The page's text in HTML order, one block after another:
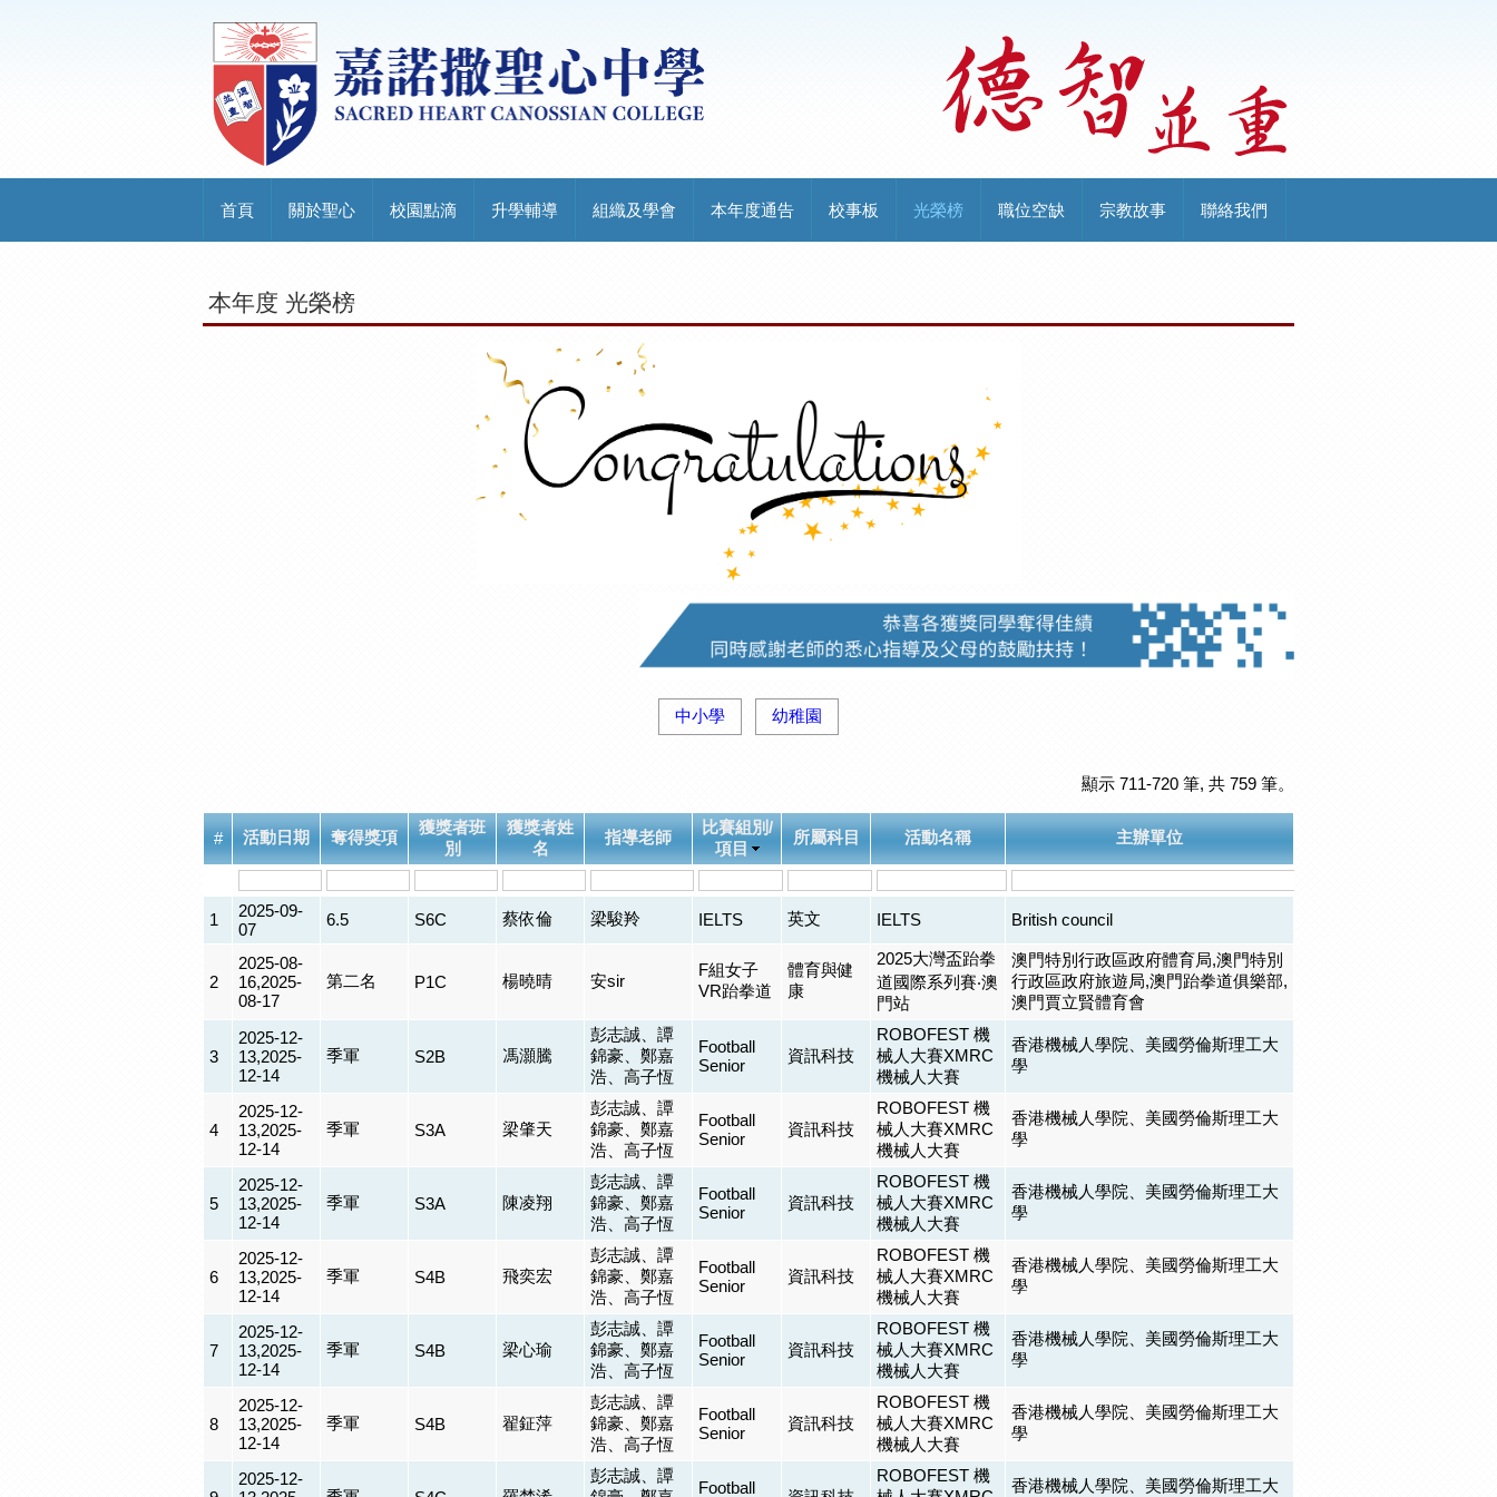
首頁 關於聖心 校園點滴 升學輔導 組織及學會 本年度通告 校事板 光榮榜 職位空缺 宗教故事 聯絡我們
本年度 光榮榜
中小學 幼稚園
顯示 711-720 筆, 共 759 筆。
# 活動日期 奪得獎項
獲獎者班
別
獲獎者姓
名
指導老師
比賽組別/
項目
所屬科目 活動名稱 主辦單位
1
2025-09-
07
6.5 S6C 蔡依倫 梁駿羚 IELTS 英文 IELTS British council
2
2025-08-
16,2025-
08-17
第二名 P1C 楊曉晴 安sir
F組女子
VR跆拳道
體育與健
康
2025大灣盃跆拳
道國際系列賽‧澳
門站
澳門特別行政區政府體育局,澳門特別
行政區政府旅遊局,澳門跆拳道俱樂部,
澳門賈立賢體育會
3
2025-12-
13,2025-
12-14
季軍 S2B 馮灝騰
彭志誠、譚
錦豪、鄭嘉
浩、高子恆
Football
Senior
資訊科技
ROBOFEST 機
械人大賽XMRC
機械人大賽
香港機械人學院、美國勞倫斯理工大
學
4
2025-12-
13,2025-
12-14
季軍 S3A 梁肇天
彭志誠、譚
錦豪、鄭嘉
浩、高子恆
Football
Senior
資訊科技
ROBOFEST 機
械人大賽XMRC
機械人大賽
香港機械人學院、美國勞倫斯理工大
學
5
2025-12-
13,2025-
12-14
季軍 S3A 陳凌翔
彭志誠、譚
錦豪、鄭嘉
浩、高子恆
Football
Senior
資訊科技
ROBOFEST 機
械人大賽XMRC
機械人大賽
香港機械人學院、美國勞倫斯理工大
學
6
2025-12-
13,2025-
12-14
季軍 S4B 飛奕宏
彭志誠、譚
錦豪、鄭嘉
浩、高子恆
Football
Senior
資訊科技
ROBOFEST 機
械人大賽XMRC
機械人大賽
香港機械人學院、美國勞倫斯理工大
學
7
2025-12-
13,2025-
12-14
季軍 S4B 梁心瑜
彭志誠、譚
錦豪、鄭嘉
浩、高子恆
Football
Senior
資訊科技
ROBOFEST 機
械人大賽XMRC
機械人大賽
香港機械人學院、美國勞倫斯理工大
學
8
2025-12-
13,2025-
12-14
季軍 S4B 翟鉦萍
彭志誠、譚
錦豪、鄭嘉
浩、高子恆
Football
Senior
資訊科技
ROBOFEST 機
械人大賽XMRC
機械人大賽
香港機械人學院、美國勞倫斯理工大
學
2025-12-
彭志誠、譚
Football
ROBOFEST 機
香港機械人學院、美國勞倫斯理工大